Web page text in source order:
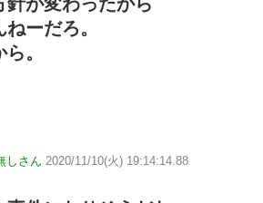
が変わったから
ーだろ。
。
しさん 2020/11/10(火) 19:14:14.88